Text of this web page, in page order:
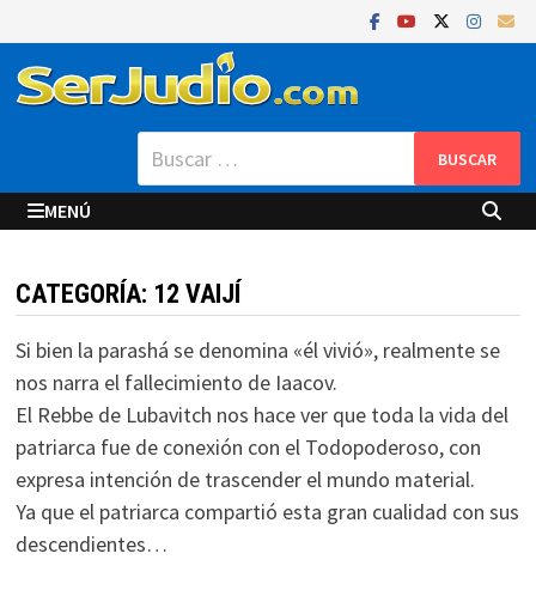
al
contenido
Buscar:
MENÚ
CATEGORÍA: 12 VAIJÍ
Si bien la parashá se denomina «él vivió», realmente se
nos narra el fallecimiento de Iaacov.
El Rebbe de Lubavitch nos hace ver que toda la vida del
patriarca fue de conexión con el Todopoderoso, con
expresa intención de trascender el mundo material.
Ya que el patriarca compartió esta gran cualidad con sus
descendientes…